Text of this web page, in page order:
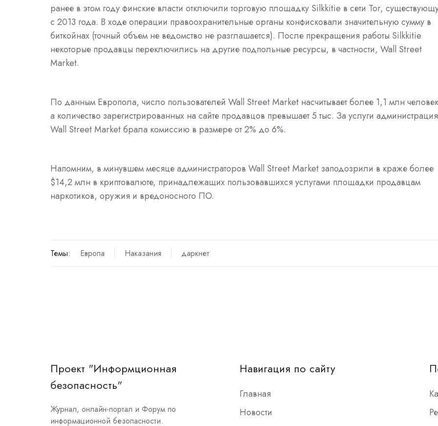
ранее в этом году финские власти отключили торговую площадку Silkkitie в сети Tor,
с 2013 года. В ходе операции правоохранительные органы конфисковали значительную сумму в
биткойнах (точный объем не ведомство не разглашается). После прекращения работы Silkkitie
некоторые продавцы переключились на другие подпольные ресурсы, в частности, Wall Street
Market.
По данным Европола, число пользователей Wall Street Market насчитывает более 1,1 млн
а количество зарегистрированных на сайте продавцов превышает 5 тыс. За услуги администрация
Wall Street Market брала комиссию в размере от 2% до 6%.
Напомним, в минувшем месяце администраторов Wall Street Market заподозрили в краже более
$14,2 млн в криптовалюте, принадлежащих пользовавшихся услугами площадки продавцам
наркотиков, оружия и вредоносного ПО.
Темы: Европа Наказания даркнет
Проект "Информционная
безопасность"
Журнал, онлайн-портал и Форум по
информационной безопасности.
Навигация по сайту
Главная
Новости